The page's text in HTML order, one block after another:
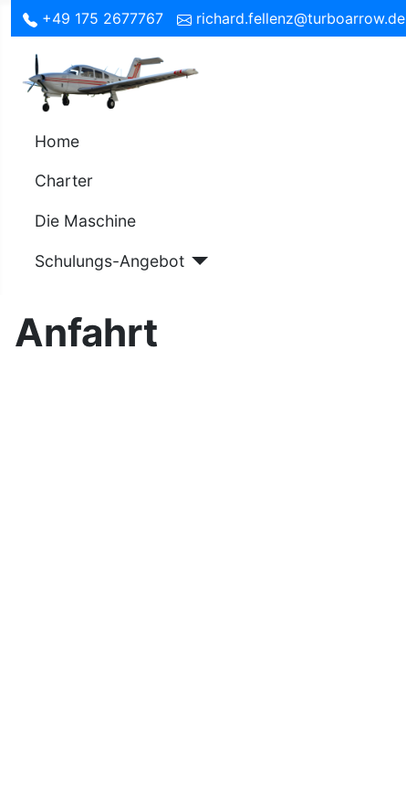
+49 175 2677767 richard.fellenz@turboarrow.de
Home
Charter
Die Maschine
Schulungs-Angebot
Anfahrt